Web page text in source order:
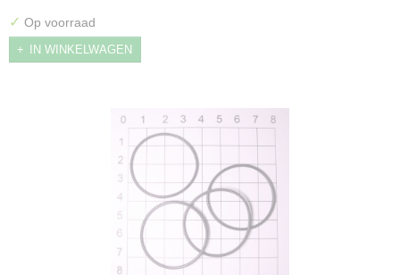
✓ Op voorraad
IN WINKELWAGEN